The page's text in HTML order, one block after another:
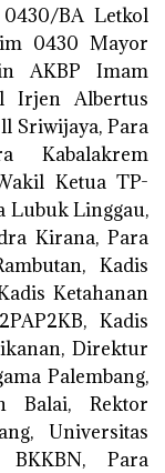
BA Letkol
0430 Mayor
AKBP Imam
Irjen Albertus
Sriwijaya, Para
Kabalakrem
Ketua TP-
Lubuk Linggau,
Kirana, Para
Kadis
Ketahanan
Kadis
Direktur
Palembang,
Balai, Rektor
Universitas
Para